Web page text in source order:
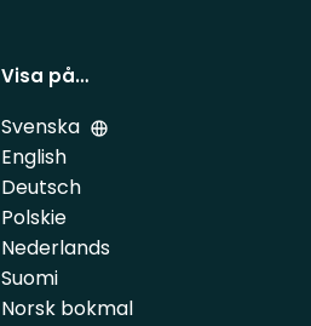
Visa på…
Svenska
English
Deutsch
Polskie
Nederlands
Suomi
Norsk bokmal